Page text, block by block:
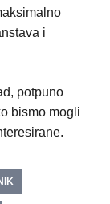
i
potpuno
bismo mogli